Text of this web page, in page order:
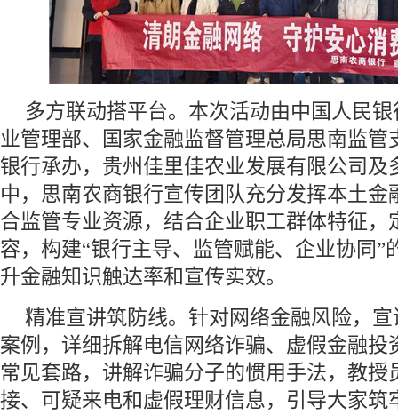
多方联动搭平台。本次活动由中国人民
业管理部、国家金融监督管理总局思南监管
银行承办，贵州佳里佳农业发展有限公司及
中，思南农商银行宣传团队充分发挥本土金
合监管专业资源，结合企业职工群体特征，
容，构建“银行主导、监管赋能、企业协同”
升金融知识触达率和宣传实效。
精准宣讲筑防线。针对网络金融风险，
案例，详细拆解电信网络诈骗、虚假金融投
常见套路，讲解诈骗分子的惯用手法，教授
接、可疑来电和虚假理财信息，引导大家筑